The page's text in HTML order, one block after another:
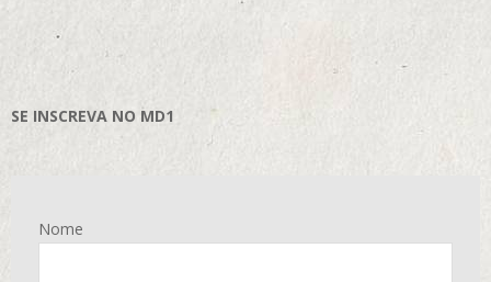
SE INSCREVA NO MD1
Nome